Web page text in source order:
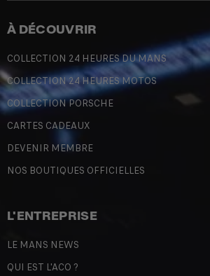
À DÉCOUVRIR
COLLECTION 24 HEURES DU MANS
COLLECTION 24 HEURES MOTOS
COLLECTION PORSCHE
CARTES CADEAUX
DEVENIR MEMBRE
NOS BOUTIQUES OFFICIELLES
L'ENTREPRISE
LE MANS NEWS
QUI EST L'ACO ?